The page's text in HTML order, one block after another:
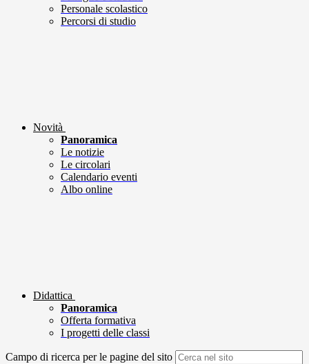
Personale scolastico
Percorsi di studio
Novità
Panoramica
Le notizie
Le circolari
Calendario eventi
Albo online
Didattica
Panoramica
Offerta formativa
I progetti delle classi
Campo di ricerca per le pagine del sito